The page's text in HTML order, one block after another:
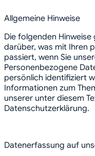
Allgemeine Hinweise
Die folgenden
darüber, was mit Ihren
passiert, wenn Sie
Personenbezogene
persönlich identifiziert
Informationen zum
unserer unter diesem
Datenschutzerklärung.
Datenerfassung auf